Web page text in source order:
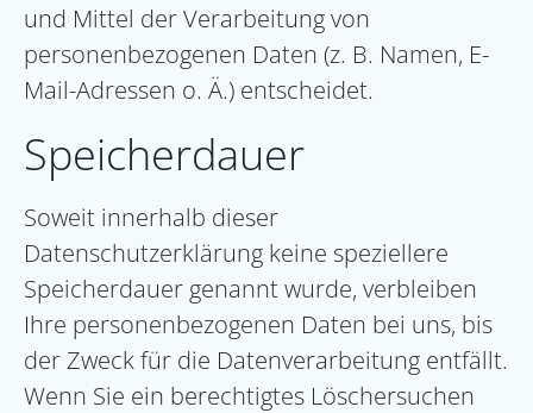
und Mittel der Verarbeitung von
personenbezogenen Daten (z. B. Namen, E-
Mail-Adressen o. Ä.) entscheidet.
Speicherdauer
Soweit innerhalb dieser
Datenschutzerklärung keine speziellere
Speicherdauer genannt wurde, verbleiben
Ihre personenbezogenen Daten bei uns, bis
der Zweck für die Datenverarbeitung entfällt.
Wenn Sie ein berechtigtes Löschersuchen